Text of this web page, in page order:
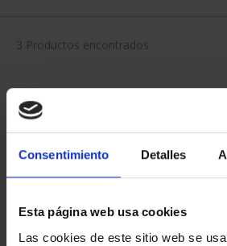
Consentimiento Detalles
Esta página web usa cookies
Las cookies de este sitio web se
3 Productos encontrados